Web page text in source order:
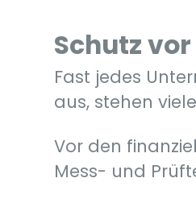
Schutz
Fast jedes
aus, stehen
Vor den
Mess- und